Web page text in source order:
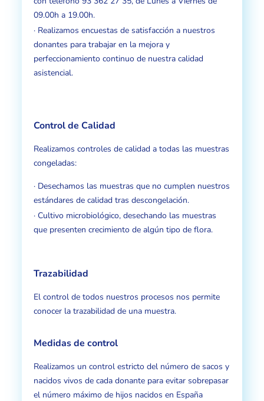
09.00h a 19.00h.
· Realizamos encuestas de satisfacción a nuestros
donantes para trabajar en la mejora y
perfeccionamiento continuo de nuestra calidad
asistencial.
Control de Calidad
Realizamos controles de calidad a todas las muestras
congeladas:
· Desechamos las muestras que no cumplen nuestros
estándares de calidad tras descongelación.
· Cultivo microbiológico, desechando las muestras
que presenten crecimiento de algún tipo de flora.
Trazabilidad
El control de todos nuestros procesos nos permite
conocer la trazabilidad de una muestra.
Medidas de control
Realizamos un control estricto del número de sacos y
nacidos vivos de cada donante para evitar sobrepasar
el número máximo de hijos nacidos en España